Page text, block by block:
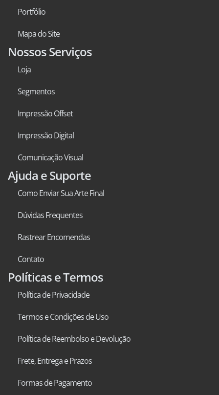
Portfólio
Mapa do Site
Nossos Serviços
Loja
Segmentos
Impressão Offset
Impressão Digital
Comunicação Visual
Ajuda e Suporte
Como Enviar Sua Arte Final
Dúvidas Frequentes
Rastrear Encomendas
Contato
Políticas e Termos
Política de Privacidade
Termos e Condições de Uso
Política de Reembolso e Devolução
Frete, Entrega e Prazos
Formas de Pagamento